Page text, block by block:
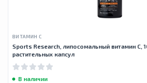
ВИТАМИН С
Sports Research, липосомальный витамин C,
растительных капсул
В наличии